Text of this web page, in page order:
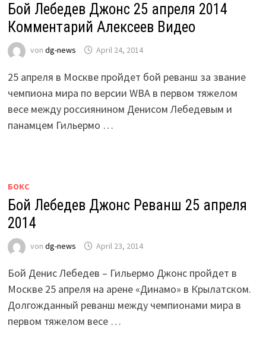
Бой Лебедев Джонс 25 апреля 2014
Комментарий Алексеев Видео
von dg-news April 24, 2014
25 апреля в Москве пройдет бой реванш за звание
чемпиона мира по версии WBA в первом тяжелом
весе между россиянином Денисом Лебедевым и
панамцем Гильермо …
БОКС
Бой Лебедев Джонс Реванш 25 апреля
2014
von dg-news April 23, 2014
Бой Денис Лебедев – Гильермо Джонс пройдет в
Москве 25 апреля на арене «Динамо» в Крылатском.
Долгожданный реванш между чемпионами мира в
первом тяжелом весе …